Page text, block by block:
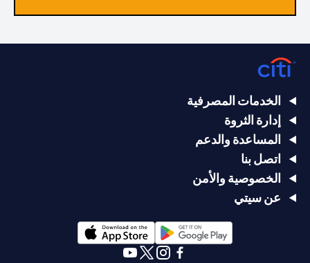
الخدمات المصرفية
إدارة الثروة
المساعدة والدعم
اتصل بنا
الخصوصية والأمن
عن سيتي
opens in a new tab
opens in a new tab